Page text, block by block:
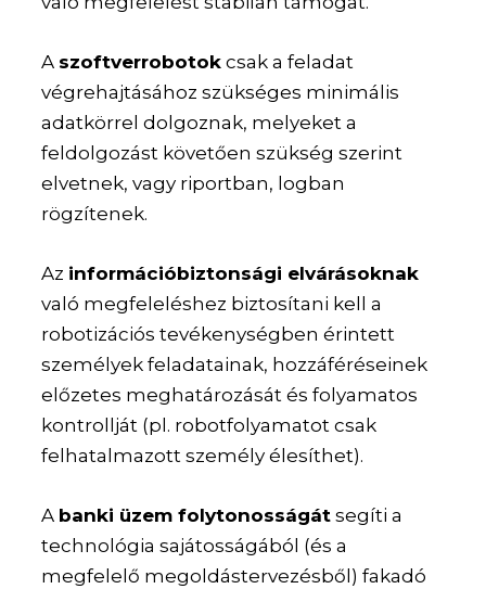
A szoftverrobotok csak a feladat
végrehajtásához szükséges minimális
adatkörrel dolgoznak, melyeket a
feldolgozást követően szükség szerint
elvetnek, vagy riportban, logban
rögzítenek.
Az információbiztonsági elvárásoknak
való megfeleléshez biztosítani kell a
robotizációs tevékenységben érintett
személyek feladatainak, hozzáféréseinek
előzetes meghatározását és folyamatos
kontrollját (pl. robotfolyamatot csak
felhatalmazott személy élesíthet).
A banki üzem folytonosságát segíti a
technológia sajátosságából (és a
megfelelő megoldástervezésből) fakadó